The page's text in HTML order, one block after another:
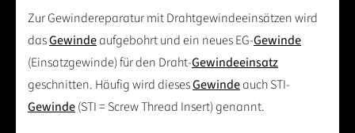
Zur Gewindereparatur mit Drahtgewindeeinsätzen wird
dasGewindeaufgebohrt und ein neues EG-Gewinde
(Einsatzgewinde) für den Draht-Gewindeeinsatz
geschnitten. Häufig wird diesesGewindeauch STI-
Gewinde(STI = Screw Thread Insert) genannt.